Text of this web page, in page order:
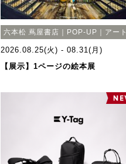
六本松 蔦屋書店｜POP-UP｜アート
2026.08.25(火) - 08.31(月)
【展示】1ページの絵本展